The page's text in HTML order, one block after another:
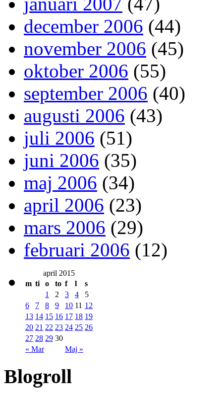
december 2006 (44)
november 2006 (45)
oktober 2006 (55)
september 2006 (40)
augusti 2006 (43)
juli 2006 (51)
juni 2006 (35)
maj 2006 (34)
april 2006 (23)
mars 2006 (29)
februari 2006 (12)
april 2015
m ti o to f l s
« Mar Maj »
1 2 3 4
5
6
7 8 9 10 11 12
13 14 15 16 17 18 19
20 21 22 23 24 25 26
27 28 29 30
Blogroll